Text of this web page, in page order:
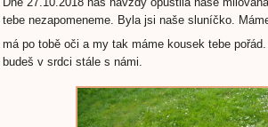
tebe nezapomeneme. Byla jsi naše sluníčko.
má po tobě oči a my tak máme kousek tebe
budeš v srdci stále s námi.